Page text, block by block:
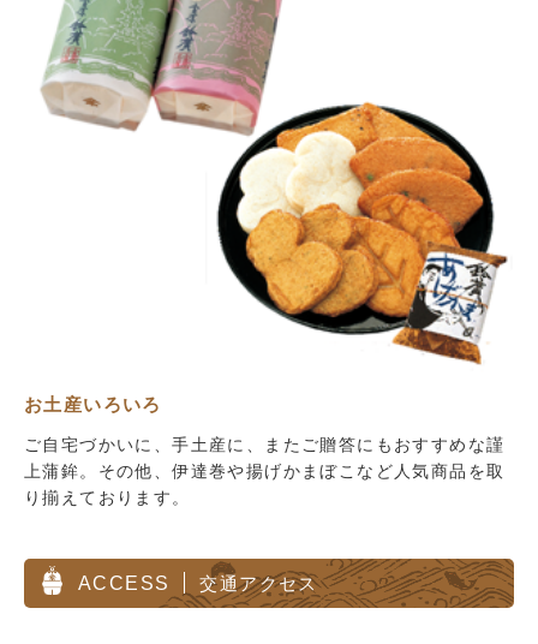
お土産いろいろ
ご自宅づかいに、手土産に、またご贈答にもおすすめな謹
上蒲鉾。その他、伊達巻や揚げかまぼこなど人気商品を取
り揃えております。
ACCESS 交通アクセス